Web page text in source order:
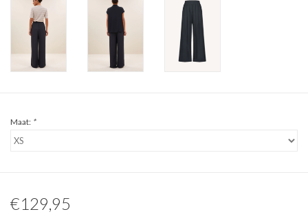
Maat: *
€129,95